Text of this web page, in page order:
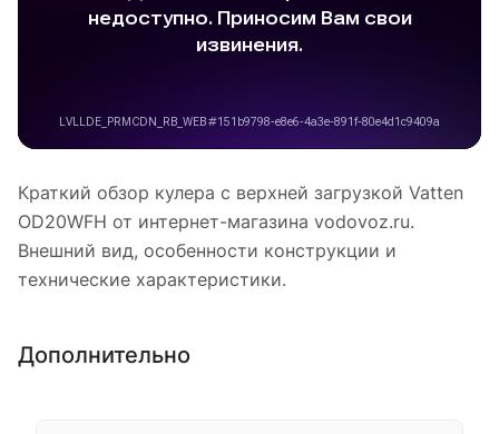
Краткий обзор кулера с верхней загрузкой Vatten
OD20WFH от интернет-магазина vodovoz.ru.
Внешний вид, особенности конструкции и
технические характеристики.
Дополнительно